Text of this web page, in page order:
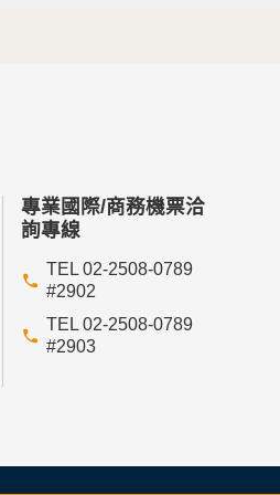
專業國際/商務機票洽
詢專線
TEL 02-2508-0789
#2902
TEL 02-2508-0789
#2903